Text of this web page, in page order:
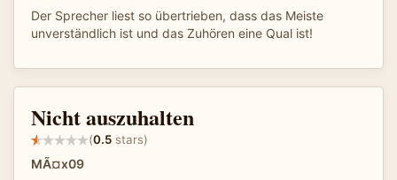
Der Sprecher liest so übertrieben, dass das Meiste
unverständlich ist und das Zuhören eine Qual ist!
Nicht auszuhalten
(0.5 stars)
MÃ¤x09